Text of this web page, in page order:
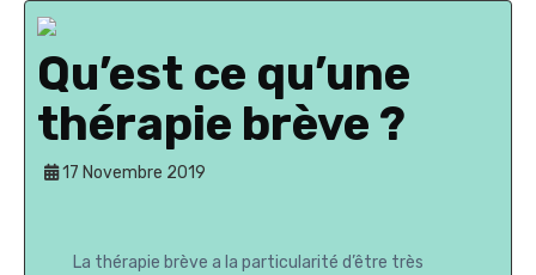
Qu’est ce qu’une
thérapie brève ?
17 Novembre 2019
La thérapie brève a la particularité d’être très